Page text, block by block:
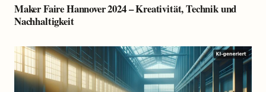
Maker Faire Hannover 2024 – Kreativität, Technik und
Nachhaltigkeit